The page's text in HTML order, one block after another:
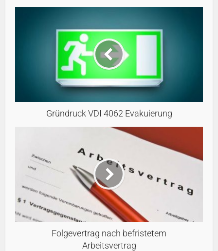
Gründruck VDI 4062 Evakuierung
Folgevertrag nach befristetem
Arbeitsvertrag